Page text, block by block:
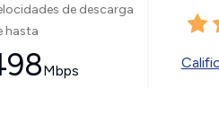
de descarga
hasta
Mbps